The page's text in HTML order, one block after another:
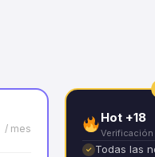
/ mes
Hot +18
Verificación
✓ Todas las